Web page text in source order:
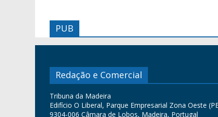
PUB
Redação e Comercial
Tribuna da Madeira
Edifício O Liberal, Parque Empresarial Zona Oeste
9304-006 Câmara de Lobos, Madeira, Portugal